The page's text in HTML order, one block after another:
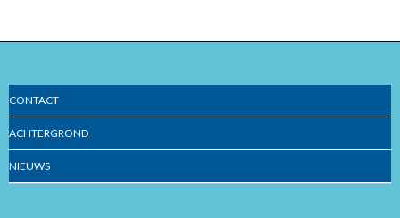
CONTACT
ACHTERGROND
NIEUWS